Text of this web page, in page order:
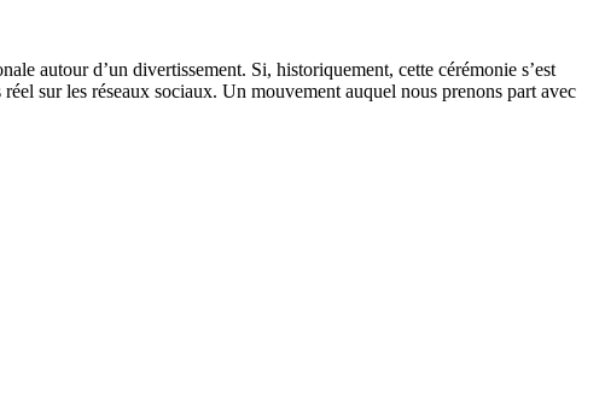
autour d’un divertissement. Si, historiquement, cette cérémonie s’est
sur les réseaux sociaux. Un mouvement auquel nous prenons part avec